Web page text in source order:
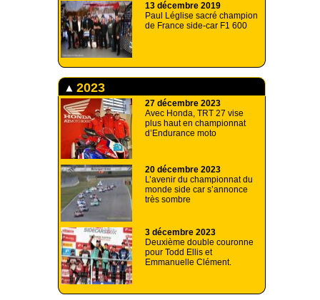
13 décembre 2019
Paul Léglise sacré champion
de France side-car F1 600
2023
27 décembre 2023
Avec Honda, TRT 27 vise
plus haut en championnat
d’Endurance moto
20 décembre 2023
L’avenir du championnat du
monde side car s’annonce
très sombre
3 décembre 2023
Deuxième double couronne
pour Todd Ellis et
Emmanuelle Clément.